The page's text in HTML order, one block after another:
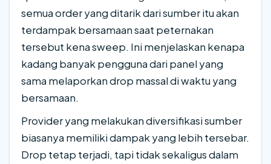
semua order yang ditarik dari sumber itu akan
terdampak bersamaan saat peternakan
tersebut kena sweep. Ini menjelaskan kenapa
kadang banyak pengguna dari panel yang
sama melaporkan drop massal di waktu yang
bersamaan.
Provider yang melakukan diversifikasi sumber
biasanya memiliki dampak yang lebih tersebar.
Drop tetap terjadi, tapi tidak sekaligus dalam